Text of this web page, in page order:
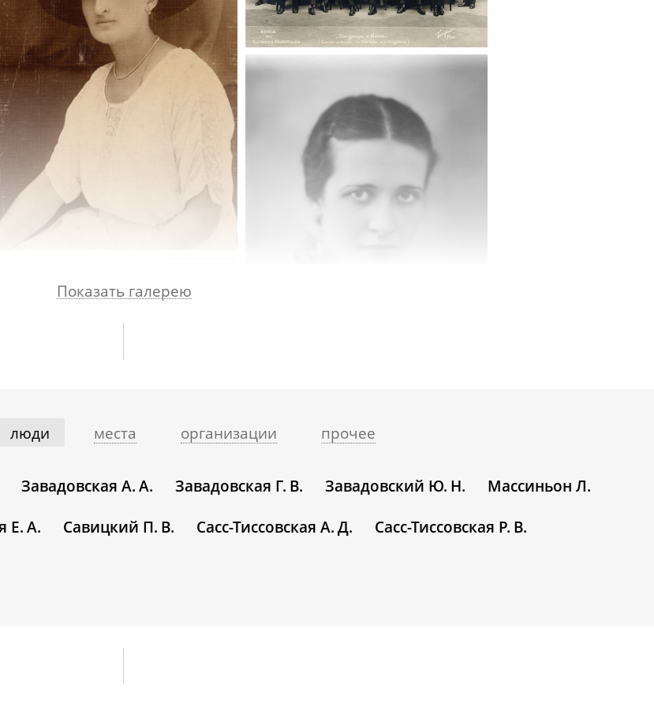
Показать галерею
люди места организации прочее
Завадовская А. А. Завадовская Г. В. Завадовский Ю. Н.
Массиньон Л.
Е. А. Савицкий П. В. Сасс-Тиссовская А. Д.
Сасс-Тиссовская Р. В.